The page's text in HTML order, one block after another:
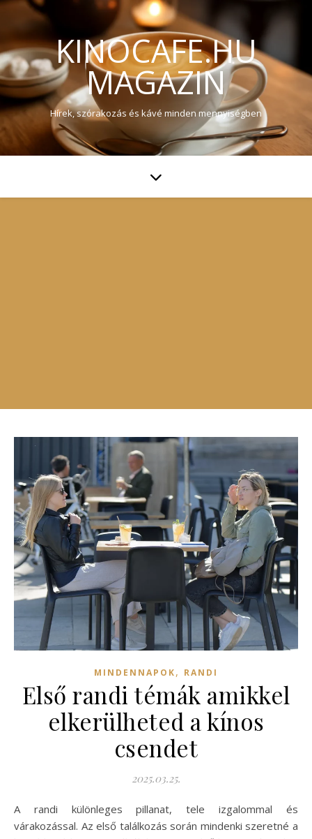
KINOCAFE.HU
MAGAZIN
Hírek, szórakozás és kávé minden mennyiségben
MINDENNAPOK, RANDI
Első randi témák amikkel
elkerülheted a kínos
csendet
2025.03.25.
A randi különleges pillanat, tele izgalommal és
várakozással. Az első találkozás során mindenki szeretné a